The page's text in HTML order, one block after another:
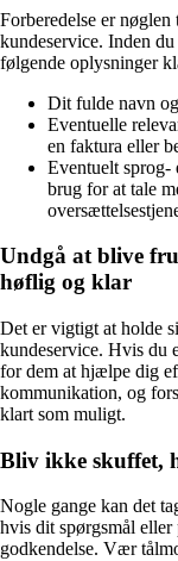
Forberedelse er
kundeservice. Inden
følgende oplysninger
Dit fulde navn
Eventuelle
en faktura eller
Eventuelt
brug for at tale
Undgå at blive
høflig og klar
Det er vigtigt at holde
kundeservice. Hvis du
for dem at hjælpe dig
kommunikation, og
klart som muligt.
Bliv ikke skuffet,
Nogle gange kan det
hvis dit spørgsmål
godkendelse. Vær